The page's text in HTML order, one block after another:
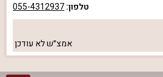
טלפון:055-4312937
אמצ״שלא עודכן